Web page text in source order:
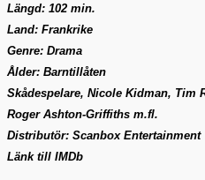
Längd: 102 min.
Land: Frankrike
Genre: Drama
Ålder: Barntillåten
Skådespelare, Nicole Kidman, Tim
Roger Ashton-Griffiths m.fl.
Distributör: Scanbox Entertainment
Länk till IMDb